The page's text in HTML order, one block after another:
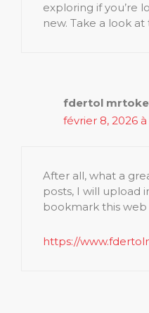
exploring if you’re
new. Take a look at
fdertol
février 8, 2026
After all, what a
posts, I will upload
bookmark this web
https://